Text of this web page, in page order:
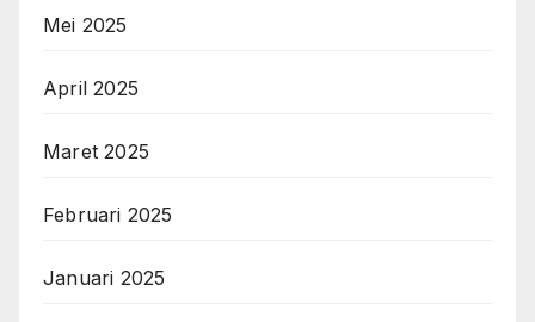
Mei 2025
April 2025
Maret 2025
Februari 2025
Januari 2025